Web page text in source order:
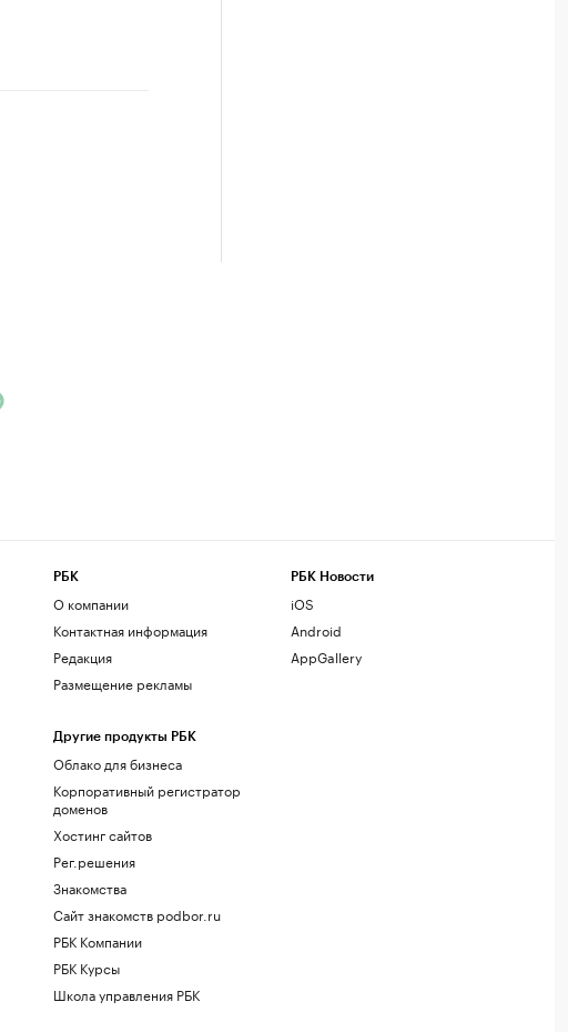
РБК
О компании
Контактная информация
Редакция
Размещение рекламы
Другие продукты РБК
Облако для бизнеса
Корпоративный регистратор
доменов
Хостинг сайтов
Рег.решения
Знакомства
Сайт знакомств podbor.ru
РБК Компании
РБК Курсы
Школа управления РБК
РБК Новости
iOS
Android
AppGallery